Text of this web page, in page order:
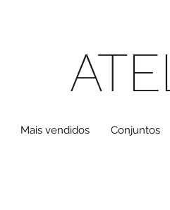
Mais vendidos Conjuntos